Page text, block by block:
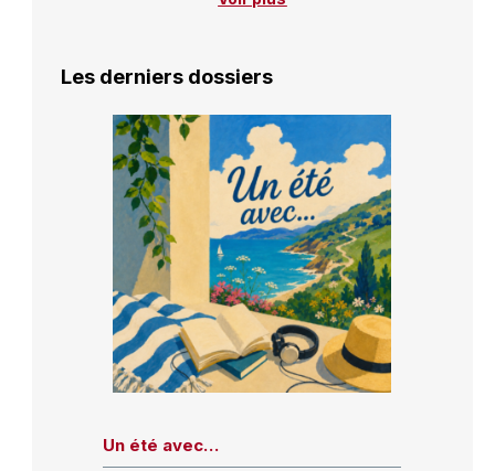
Les derniers dossiers
Un été avec…